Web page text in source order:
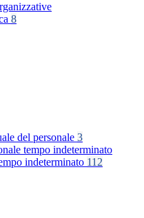
8
del personale 3
tempo indeterminato
indeterminato 112